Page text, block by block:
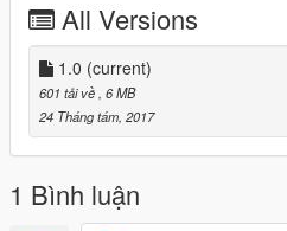
All Versions
1.0 (current)
601 tải về, 6 MB
24 Tháng tám, 2017
1 Bình luận